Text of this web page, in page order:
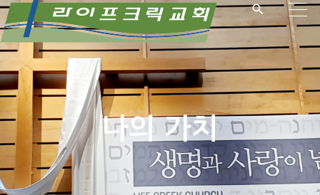
c
o
n
t
나의 가치